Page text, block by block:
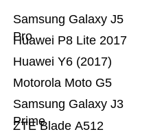
ZTE Blade A512
Samsung Galaxy J3
Prime
Motorola Moto G5
Huawei Y6 (2017)
Huawei P8 Lite 2017
Samsung Galaxy J5
Pro